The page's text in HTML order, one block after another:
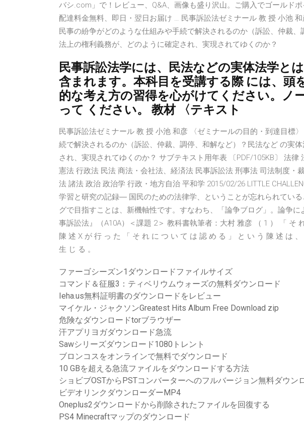
バシ.com」で！レビュー、Q&A、画像も盛り沢山。ご購入でゴールド
配達料金無料、即日・翌日お届け … 民事訴訟法ゼミナール 教 授 小池 和
民事の紛争がどのような仕組みや手続で解決されるのか（訴訟、仲裁
法上の権利義務が、どのように確定され、実現されてゆくのか？
民事訴訟法学には、民法などの実体法学と
含まれます。本科目を受講する際 には、頭
的な考え方の習得を心がけてください。ノ
って ください。 教材 〈テキスト
民事訴訟法ゼミナール 教 授 小池 和彦 〈ゼミナールの目的・到達目標
続で解決されるのか（訴訟、仲裁、調停、和解など）？民法など の実
され、実現されてゆくのか？ サブテキスト用年表 〔PDF/105KB〕 法律
憲法 行政法 民法 商法・会社法、経済法 民事訴訟法 刑事法 司法制度・
法 諸法 政治 政治学 行政・地方自治 平和学 2015/02/26 LITTLE
学習と研究の記録― 国民のための法律学、ということが忘れられてい
グで目指すことは、新機軸性です。すなわち、「論争ブログ」。論争
事訴訟法』（A10A）＜課題 2＞ 教科書執筆者：大村 雅彦 （ 1 ） 「 そ
陳 述 X が 行 っ た 「 そ れ に つ い て は 認 め る 」 と い う 陳 述 は
生 じ る 。
ファーゴシーズン1ダウンロードファイルサイズ
コマンド＆征服3：ティベリウムウォーズの無料ダウンロード
Ieha.us無料証明書のダウンロードをレビュー
マイケル・ジャクソンGreatest Hits Album Free Download zip
危険なダウンロードtorブラウザー
汗アプリヨガダウンロード急流
Sawシリーズダウンロード1080トレント
ブロンコスをオンラインで無料でダウンロード
10 GBを超える急流ファイルをダウンロードする方法
ショビブOSTからPSTコンバーターへのフルバージョン無料ダウン
ビデオリンクダウンローダーMP4
Oneplus2ダウンロードから削除されたファイルを回復する
PS4 Minecraftマップのダウンロード